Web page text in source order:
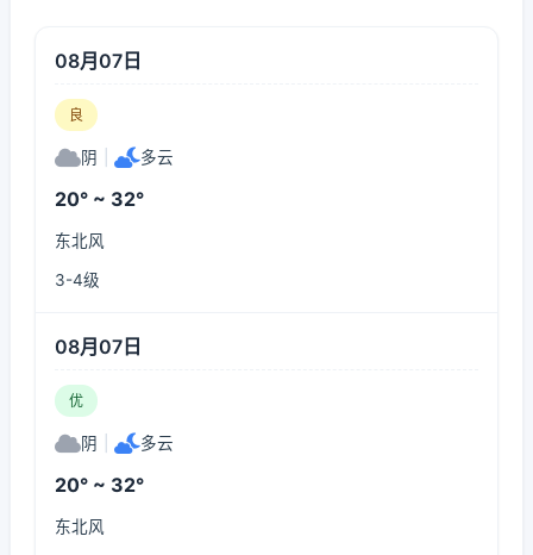
08月07日
良
阴 多云
20° ~ 32°
东北风
3-4级
08月07日
优
阴 多云
20° ~ 32°
东北风